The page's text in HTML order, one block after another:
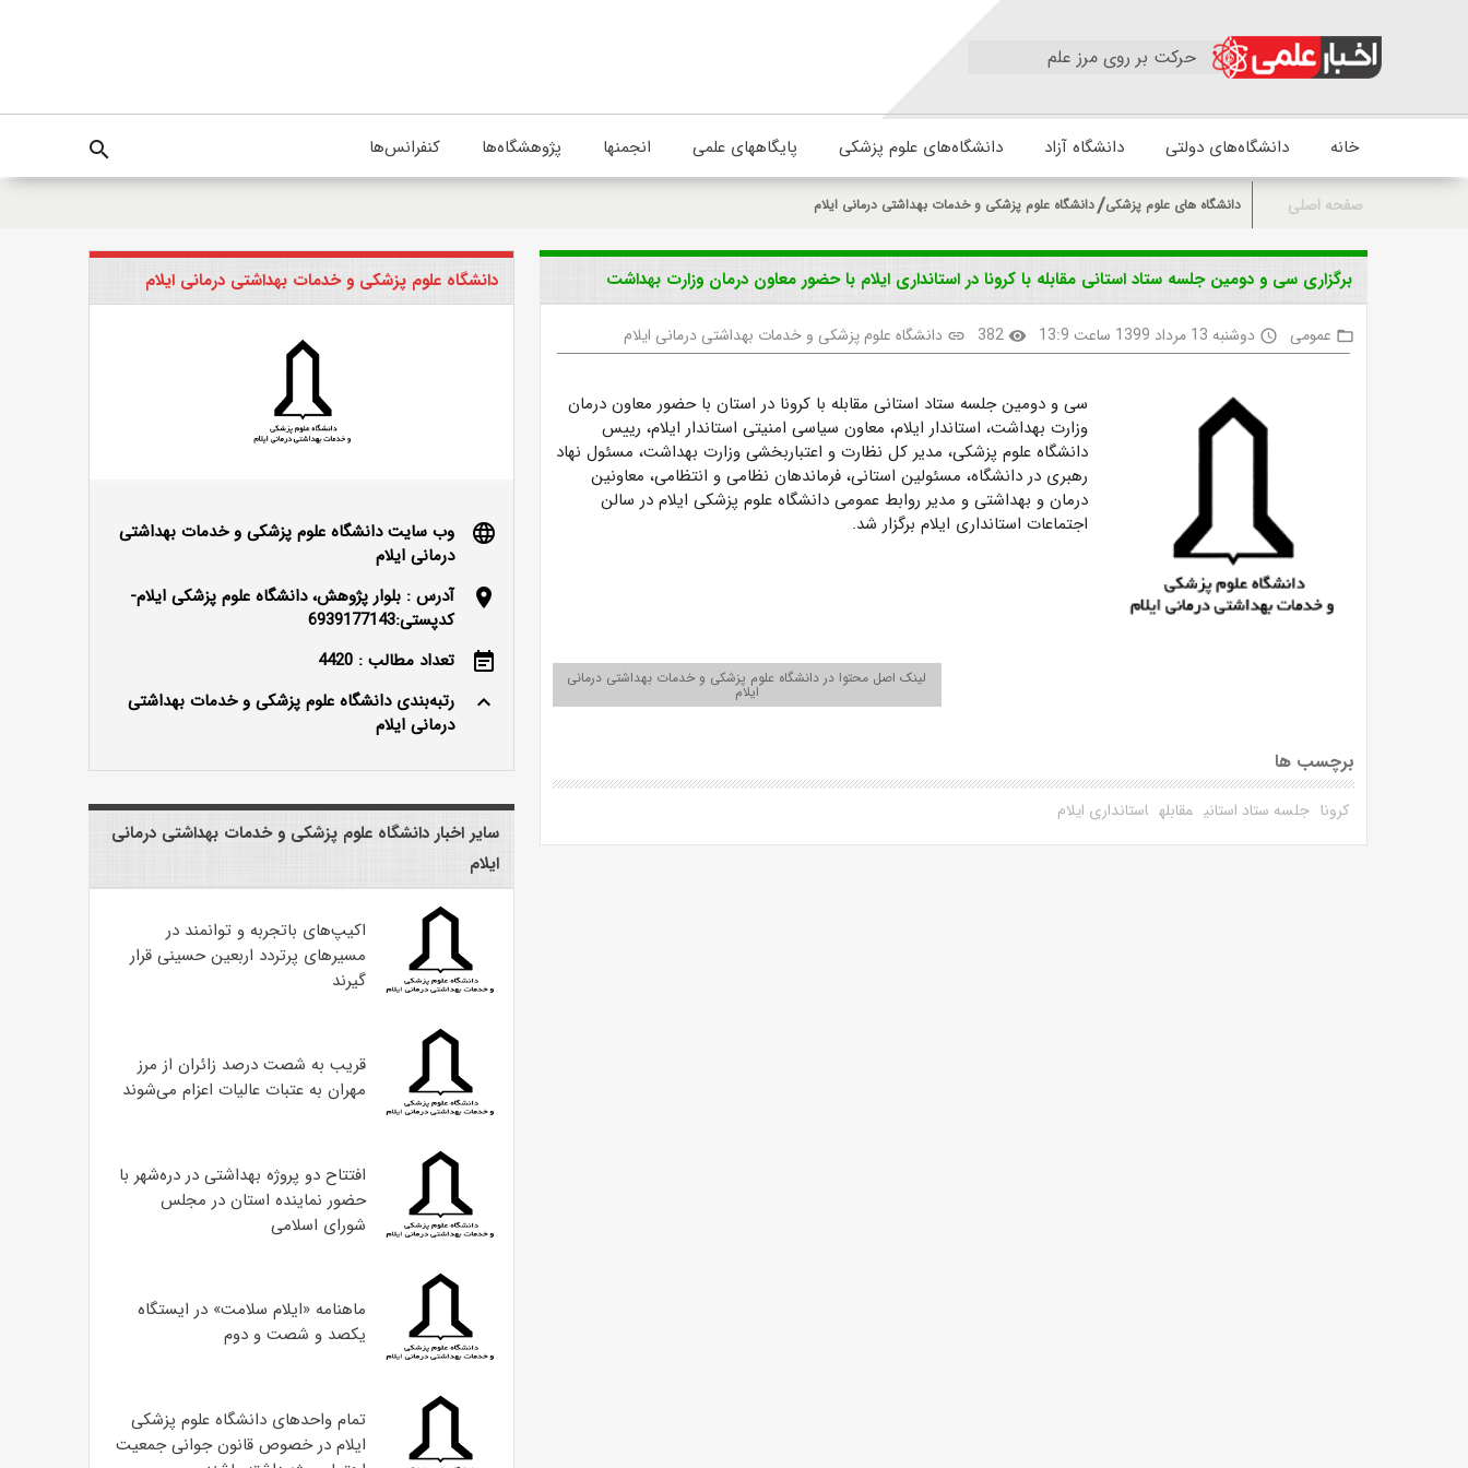
حرکت بر روی مرز علم
خانه دانشگاه‌های دولتی دانشگاه آزاد دانشگاه‌های علوم پزشکی پایگاههای علمی انجمنها پژوهشگاه‌ها کنفرانس‌ها search
صفحه اصلی دانشگاه های علوم پزشکی دانشگاه علوم پزشکی و خدمات بهداشتی درمانی ایلام
برگزاری سی و دومین جلسه ستاد استانی مقابله با کرونا در استانداری ایلام با حضور معاون درمان وزارت بهداشت
folder_open عمومی access_time دوشنبه 13 مرداد 1399 ساعت 13:9 visibility
382
link دانشگاه علوم پزشکی و خدمات بهداشتی درمانی ایلام
سی و دومین جلسه ستاد استانی مقابله با کرونا در استان با حضور معاون درمان
وزارت بهداشت، استاندار ایلام، معاون سیاسی امنیتی استاندار ایلام، رییس
دانشگاه علوم پزشکی، مدیر کل نظارت و اعتباربخشی وزارت بهداشت، مسئول نهاد
رهبری در دانشگاه، مسئولین استانی، فرماندهان نظامی و انتظامی، معاونین
درمان و بهداشتی و مدیر روابط عمومی دانشگاه علوم پزشکی ایلام در سالن
اجتماعات استانداری ایلام برگزار شد.
لینک اصل محتوا در دانشگاه علوم پزشکی و خدمات بهداشتی درمانی
ایلام
برچسب ها
کرونا جلسه ستاد استانی مقابله استانداری ایلام
دانشگاه علوم پزشکی و خدمات بهداشتی درمانی ایلام
language
وب سایت دانشگاه علوم پزشکی و خدمات بهداشتی
درمانی ایلام
location_on
آدرس : بلوار پژوهش، دانشگاه علوم پزشکی ایلام-
کدپستی:6939177143
event_note
تعداد مطالب : 4420
keyboard_arrow_up
رتبه‌بندی دانشگاه علوم پزشکی و خدمات بهداشتی
درمانی ایلام
سایر اخبار دانشگاه علوم پزشکی و خدمات بهداشتی درمانی
ایلام
اکیپ‌های باتجربه و توانمند در
مسیرهای پرتردد اربعین حسینی قرار
گیرند
قریب به شصت درصد زائران از مرز
مهران به عتبات عالیات اعزام می‌شوند
افتتاح دو پروژه بهداشتی در دره‌شهر با
حضور نماینده استان در مجلس
شورای اسلامی
ماهنامه «ایلام سلامت» در ایستگاه
یکصد و شصت و دوم
تمام واحدهای دانشگاه علوم پزشکی
ایلام در خصوص قانون جوانی جمعیت